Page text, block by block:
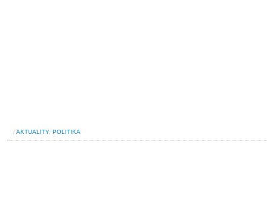
/AKTUALITY, POLITIKA